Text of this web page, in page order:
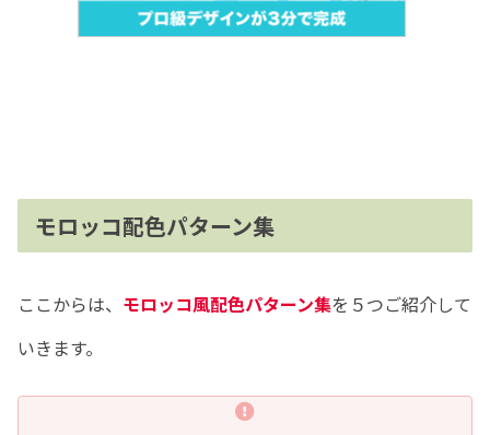
モロッコ配色パターン集
ここからは、 モロッコ風配色パターン集を５つご紹介して
いきます。